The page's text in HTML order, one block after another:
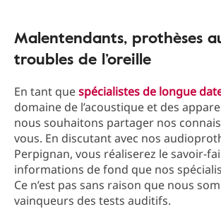
Malentendants, prothèses
troubles de l’oreille
En tant quespécialistes de longue
domaine de l’acoustique et des
nous souhaitons partager nos
vous. En discutant avec nos
Perpignan, vous réaliserez le savoir-
informations de fond que nos
Ce n’est pas sans raison que nous
vainqueurs des tests auditifs.